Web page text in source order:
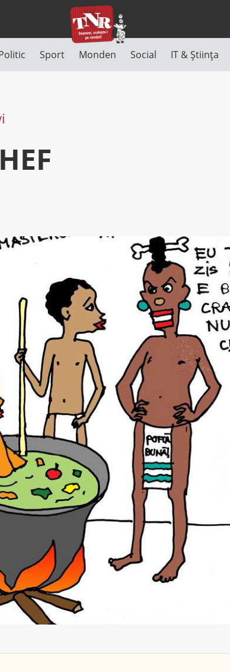
Sport Monden Social IT & Știința